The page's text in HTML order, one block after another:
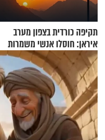
תקיפה כורדית בצפון מערב
איראן: חוסלו אנשי משמרות
המהפכה